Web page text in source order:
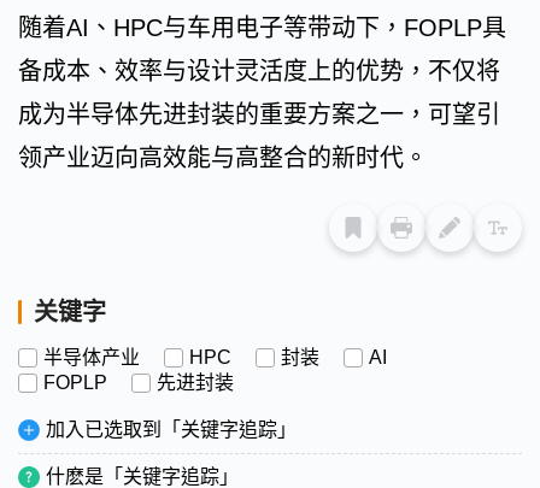
随着AI、HPC与车用电子等带动下，FOPLP具
备成本、效率与设计灵活度上的优势，不仅将
成为半导体先进封装的重要方案之一，可望引
领产业迈向高效能与高整合的新时代。
关键字
半导体产业 HPC 封装
AI
FOPLP
先进封装
加入已选取到「关键字追踪」
什麽是「关键字追踪」